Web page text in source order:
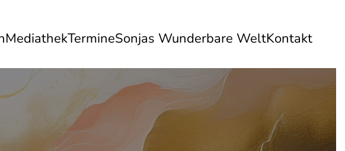
MediathekTermineSonjas Wunderbare WeltKontakt